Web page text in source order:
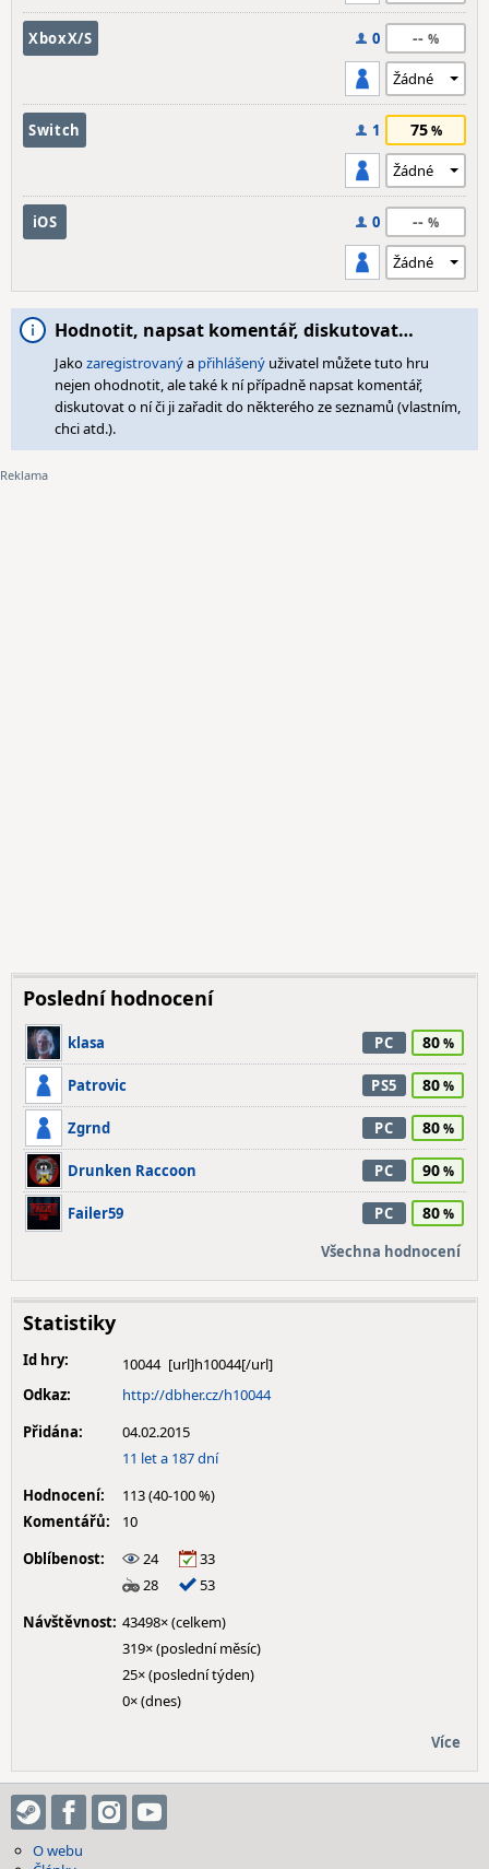
XboxX/S 0 --
Switch 1 75
iOS 0 --
Hodnotit, napsat komentář, diskutovat…
Jakozaregistrovanýa přihlášený uživatel můžete tuto hru
nejen ohodnotit, ale také k ní případně napsat komentář,
diskutovat o ní či ji zařadit do některého ze seznamů (vlastním,
chci atd.).
Poslední hodnocení
klasa PC 80
Patrovic PS5 80
Zgrnd PC 80
Drunken Raccoon PC 90
Failer59 PC 80
Všechna hodnocení
Statistiky
Id hry:
10044
Odkaz:
http://dbher.cz/h10044
Přidána:
04.02.2015
11 let a 187 dní
Hodnocení:
113 (40-100 %)
Komentářů:
10
Oblíbenost:
24
33
28
53
Návštěvnost: 43498× (celkem)
319× (poslední měsíc)
25× (poslední týden)
0× (dnes)
Více
O webu